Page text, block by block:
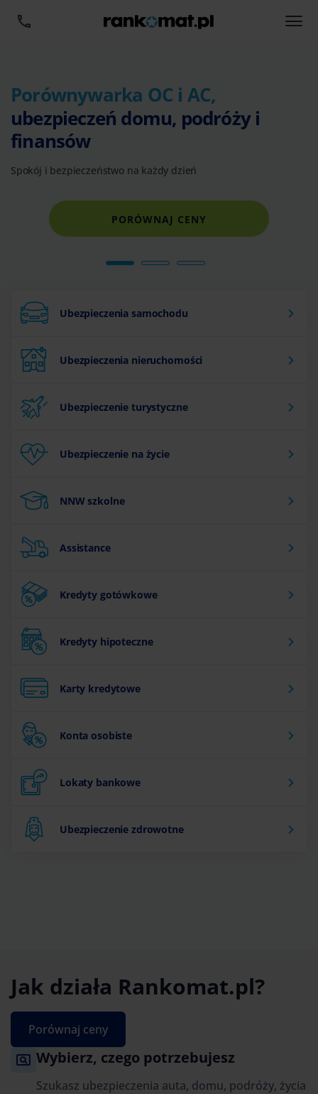
Porównywarka OC i AC,
ubezpieczeń domu, podróży i
finansów
Spokój i bezpieczeństwo na każdy dzień
PORÓWNAJ CENY
Ubezpieczenia samochodu
Ubezpieczenia nieruchomości
Ubezpieczenie turystyczne
Ubezpieczenie na życie
NNW szkolne
Assistance
Kredyty gotówkowe
Kredyty hipoteczne
Karty kredytowe
Konta osobiste
Lokaty bankowe
Ubezpieczenie zdrowotne
Jak działa Rankomat.pl?
Porównaj ceny
Wybierz, czego potrzebujesz
Szukasz ubezpieczenia auta, domu, podróży, życia